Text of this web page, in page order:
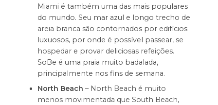
Miami é também uma das mais populares
do mundo. Seu mar azul e longo trecho de
areia branca são contornados por edifícios
luxuosos, por onde é possível passear, se
hospedar e provar deliciosas refeições.
SoBe é uma praia muito badalada,
principalmente nos fins de semana.
North Beach – North Beach é muito
menos movimentada que South Beach,